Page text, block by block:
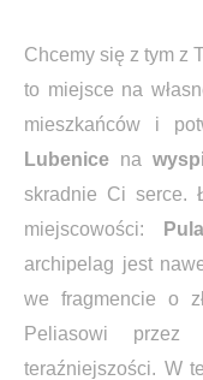
Chcemy się z tym z
to miejsce na
mieszkańców i
Lubenice na
skradnie Ci serce.
miejscowości:
archipelag jest
we fragmencie o
Peliasowi
teraźniejszości. W